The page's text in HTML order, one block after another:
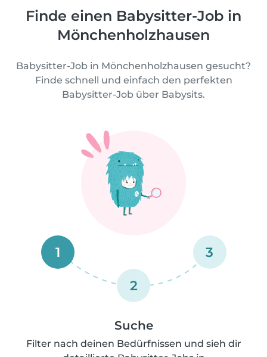
Finde einen Babysitter-Job in
Mönchenholzhausen
Babysitter-Job in Mönchenholzhausen gesucht?
Finde schnell und einfach den perfekten
Babysitter-Job über Babysits.
1
2
3
Suche
Filter nach deinen Bedürfnissen und sieh dir